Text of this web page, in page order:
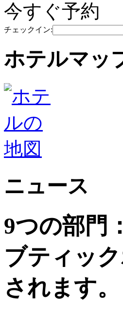
今すぐ予約
チェックイン:
ホテルマッ
ニュース
9つの部門
ブティッ
されます。